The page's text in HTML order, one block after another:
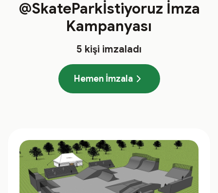
@SkateParkİstiyoruz İmza
Kampanyası
5 kişi imzaladı
Hemen İmzala